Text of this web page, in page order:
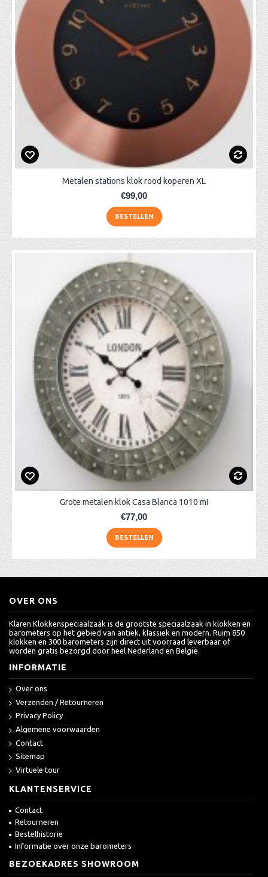
Metalen stations klok rood koperen XL
€99,00
BESTELLEN
Grote metalen klok Casa Blanca 1010 mI
€77,00
BESTELLEN
OVER ONS
Klaren Klokkenspeciaalzaak is de grootste speciaalzaak in klokken en
barometers op het gebied van antiek, klassiek en modern. Ruim 850
klokken en 300 barometers zijn direct uit voorraad leverbaar of
worden gratis bezorgd door heel Nederland en België.
INFORMATIE
Over ons
Verzenden / Retourneren
Privacy Policy
Algemene voorwaarden
Contact
Sitemap
Virtuele tour
KLANTENSERVICE
Contact
Retourneren
Bestelhistorie
Informatie over onze barometers
BEZOEKADRES SHOWROOM